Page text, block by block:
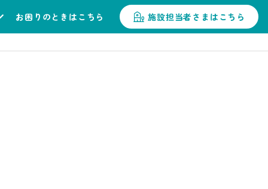
お困りのときはこちら 施設担当者さまはこちら